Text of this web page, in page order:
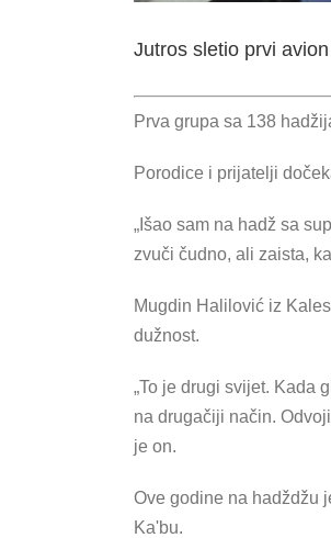
Jutros sletio prvi
Prva grupa sa 138
Porodice i prijatelji
„Išao sam na hadž sa
zvuči čudno, ali zaista,
Mugdin Halilović iz
dužnost.
„To je drugi svijet. Kada
na drugačiji način.
je on.
Ove godine na hadždžu
Ka'bu.